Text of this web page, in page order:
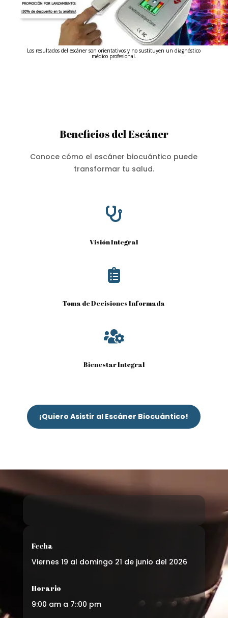
Los resultados del escáner son orientativos y no sustituyen un diagnóstico
médico profesional.
Beneficios del Escáner
Conoce cómo el escáner biocuántico puede
transformar tu salud.

Visión Integral

Toma de Decisiones Informada

Bienestar Integral
¡Quiero Asistir al Escáner Biocuántico!
Fecha
Viernes 19 al domingo 21 de junio del 2026
Horario
9:00 am a 7::00 pm